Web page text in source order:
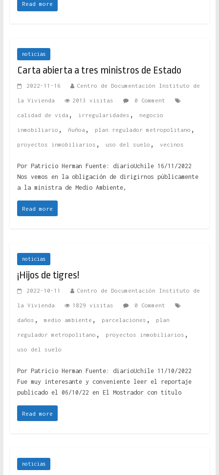
Read more
noticias
Carta abierta a tres ministros de Estado
2022-11-16 Centro de Documentación Instituto de
la Vivienda 2013 visitas 0 Comment
calidad de vida , irregularidades , negocio
inmobiliario , ñuñoa , plan regulador metropolitano ,
proyectos inmobiliarios , uso del suelo , vecinos
Por Patricio Herman Fuente: diarioUchile 16/11/2022
Nos vemos en la obligación de dirigirnos públicamente
a la ministra de Medio Ambiente,
Read more
noticias
¡Hijos de tigres!
2022-10-11 Centro de Documentación Instituto de
la Vivienda 1829 visitas 0 Comment
daños , medio ambiente , parcelaciones , plan
regulador metropolitano , proyectos inmobiliarios ,
uso del suelo
Por Patricio Herman Fuente: diarioUchile 11/10/2022
Fue muy interesante y conveniente leer el reportaje
publicado el 06/10/22 en El Mostrador con título
Read more
noticias